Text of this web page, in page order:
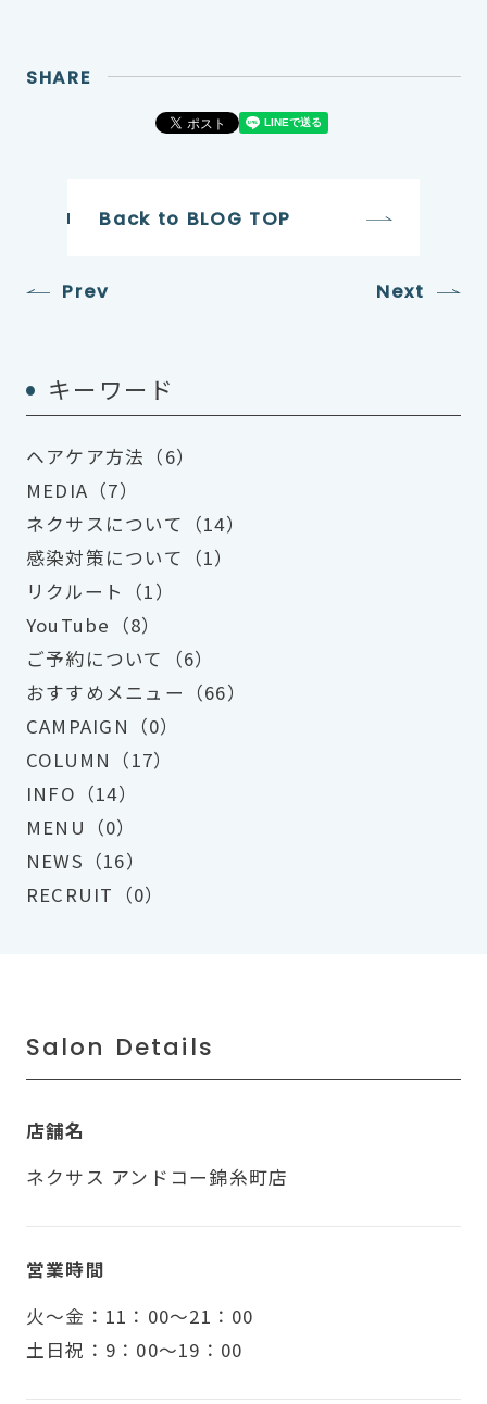
SHARE
Prev
Back to BLOG TOP
Next
キーワード
ヘアケア方法（6）
MEDIA（7）
ネクサスについて（14）
感染対策について（1）
リクルート（1）
YouTube（8）
ご予約について（6）
おすすめメニュー（66）
CAMPAIGN（0）
COLUMN（17）
INFO（14）
MENU（0）
NEWS（16）
RECRUIT（0）
Salon Details
店舗名
ネクサス アンドコー錦糸町店
営業時間
火〜金：11：00～21：00
土日祝：9：00～19：00